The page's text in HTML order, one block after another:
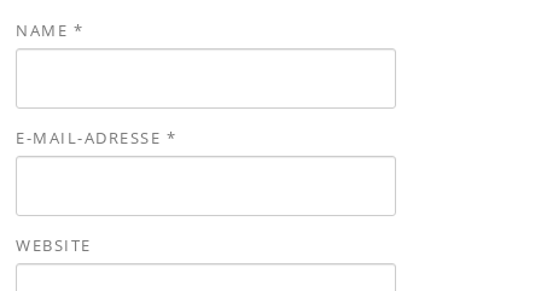
NAME *
E-MAIL-ADRESSE *
WEBSITE